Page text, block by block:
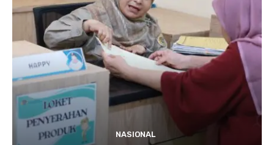
NASIONAL